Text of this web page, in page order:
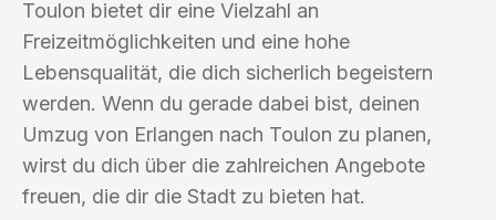
Toulon bietet dir eine Vielzahl an
Freizeitmöglichkeiten und eine hohe
Lebensqualität, die dich sicherlich begeistern
werden. Wenn du gerade dabei bist, deinen
Umzug von Erlangen nach Toulon zu planen,
wirst du dich über die zahlreichen Angebote
freuen, die dir die Stadt zu bieten hat.